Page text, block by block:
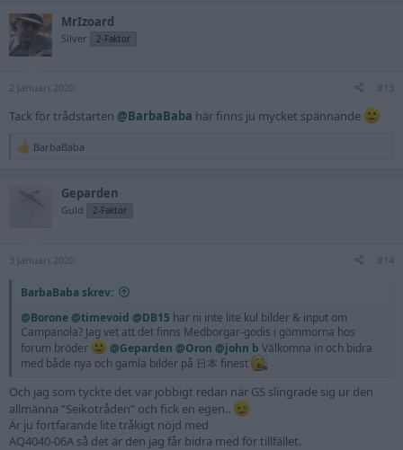
c
t
i
o
s
MrIzoard
Silver 2-Faktor
2 Januari 2020 #13
Tack för trådstarten @BarbaBaba här finns ju mycket spännande
R
c
s
BarbaBaba
Geparden
Guld 2-Faktor
3 Januari 2020 #14
BarbaBaba skrev:
@Borone @timevoid @DB15 har ni inte lite kul bilder & input om
Campanola? Jag vet att det finns Medborgar-godis i gömmorna hos
forum bröder
@Geparden @Oron @john b Välkomna in och bidra
med både nya och gamla bilder på 日本 finest
Och jag som tyckte det var jobbigt redan när GS slingrade sig ur den
allmänna ”Seikotråden” och fick en egen..
Är ju fortfarande lite tråkigt nöjd med
AQ4040-06A så det är den jag får bidra med för tillfället.